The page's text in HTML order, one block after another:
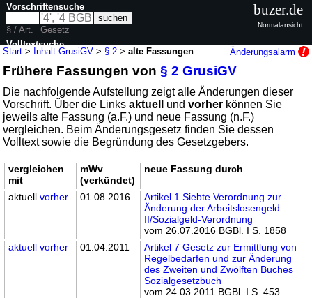
Start > Inhalt GrusiGV > § 2 >alte Fassungen Änderungsalarm
Frühere Fassungen von§ 2 GrusiGV
Die nachfolgende Aufstellung zeigt alle Änderungen dieser
Vorschrift. Über die Linksaktuell undvorher können Sie
jeweils alte Fassung (a.F.) und neue Fassung (n.F.)
vergleichen. Beim Änderungsgesetz finden Sie dessen
Volltext sowie die Begründung des Gesetzgebers.
vergleichen
mit
mWv
(verkündet)
neue Fassung durch
aktuellvorher 01.08.2016
Artikel 1 Siebte Verordnung zur
Änderung der Arbeitslosengeld
II/Sozialgeld-Verordnung
vom 26.07.2016 BGBl. I S. 1858
aktuell vorher 01.04.2011
Artikel 7 Gesetz zur Ermittlung von
Regelbedarfen und zur Änderung
des Zweiten und Zwölften Buches
Sozialgesetzbuch
vom 24.03.2011 BGBl. I S. 453
Vorschriftensuche
§ / Art.
Gesetz
Volltextsuche
nur in GrusiGV
buzer.de
Normalansicht